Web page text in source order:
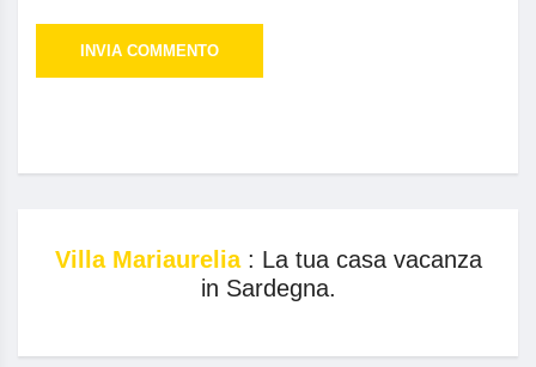
Villa Mariaurelia : La tua casa vacanza
in Sardegna.